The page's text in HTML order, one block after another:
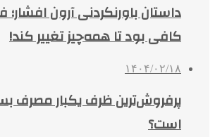
داستان باورنکردنی آرون
کافی بود تا همه‌چیز تغییر کند!
۱۴۰۴/۰۲/۱۸
پرفروش‌ترین ظرف یکبار مصرف
است؟